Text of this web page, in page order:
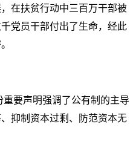
在扶贫行动中三百万干部被
党员干部付出了生命，经此
要声明强调了公有制的主导
抑制资本过剩、防范资本无